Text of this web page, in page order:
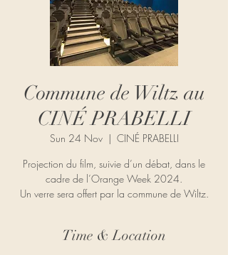
Commune de Wiltz au
CINÉ PRABELLI
Sun 24 Nov
  |
CINÉ PRABELLI
Projection du film, suivie d’un débat, dans le
cadre de l’Orange Week 2024.
Un verre sera offert par la commune de Wiltz.
Time & Location